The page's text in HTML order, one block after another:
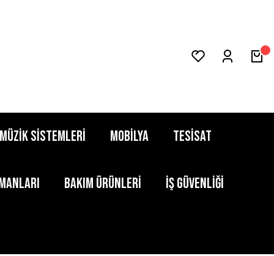
SİSTEMLERİ MOBİLYA TESİSAT
BAKIM ÜRÜNLERİ İŞ GÜVENLİĞİ